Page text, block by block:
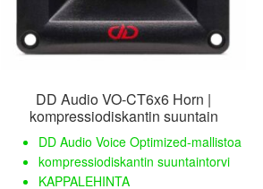
DD Audio VO-CT6x6 Horn |
kompressiodiskantin suuntain
DD Audio Voice Optimized-mallistoa
kompressiodiskantin suuntaintorvi
KAPPALEHINTA